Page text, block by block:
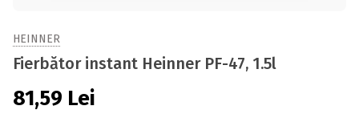
HEINNER
Fierbător instant Heinner PF-47, 1.5l
81,59 Lei